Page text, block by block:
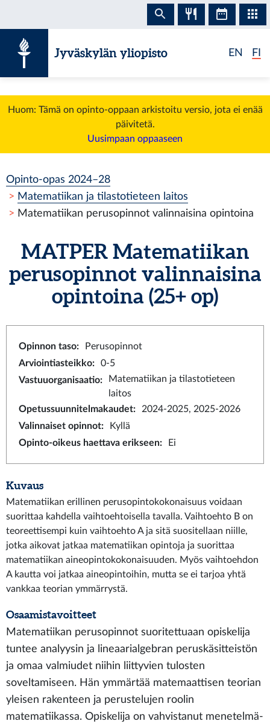
Jyväskylän yliopisto EN FI
Huom: Tämä on opinto-oppaan arkistoitu versio, jota ei enää
päivitetä.
Uusimpaan oppaaseen
Opinto-opas 2024–28
Matematiikan ja tilastotieteen laitos
Matematiikan perusopinnot valinnaisina opintoina
MATPER Matematiikan
perusopinnot valinnaisina
opintoina (25+ op)
Opinnon taso:
Perusopinnot
Arviointiasteikko:
0-5
Vastuuorganisaatio:
Matematiikan ja tilastotieteen
laitos
Opetussuunnitelmakaudet:
2024-2025, 2025-2026
Valinnaiset opinnot:
Kyllä
Opinto-oikeus haettava erikseen: Ei
Kuvaus
Matematiikan erillinen perusopintokokonaisuus voidaan
suorittaa kahdella vaihtoehtoisella tavalla. Vaihtoehto B on
teoreettisempi kuin vaihtoehto A ja sitä suositellaan niille,
jotka aikovat jatkaa matematiikan opintoja ja suorittaa
matematiikan aineopintokokonaisuuden. Myös vaihtoehdon
A kautta voi jatkaa aineopintoihin, mutta se ei tarjoa yhtä
vankkaa teorian ymmärrystä.
Osaamistavoitteet
Matematiikan perusopinnot suoritettuaan opiskelija
tuntee analyysin ja lineaarialgebran peruskäsitteistön
ja omaa valmiudet niihin liittyvien tulosten
soveltamiseen. Hän ymmärtää matemaattisen teorian
yleisen rakenteen ja perustelujen roolin
matematiikassa. Opiskelija on vahvistanut menetelmä-